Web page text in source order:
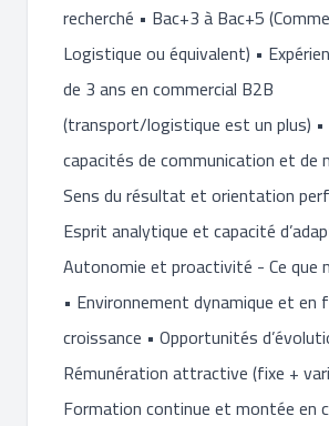
recherché • Bac+3 à Bac+5
Logistique ou équivalent) •
de 3 ans en commercial B2B
(transport/logistique est un plus) •
capacités de communication et de
Sens du résultat et orientation
Esprit analytique et capacité
Autonomie et proactivité - Ce que
• Environnement dynamique et en
croissance • Opportunités
Rémunération attractive (fixe +
Formation continue et montée en